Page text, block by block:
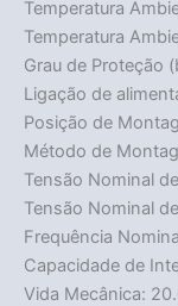
Temperatura
Temperatura
Grau de Proteção
Ligação de
Posição de
Método de
Tensão Nominal
Tensão Nominal
Frequência
Capacidade de
Vida Mecânica: